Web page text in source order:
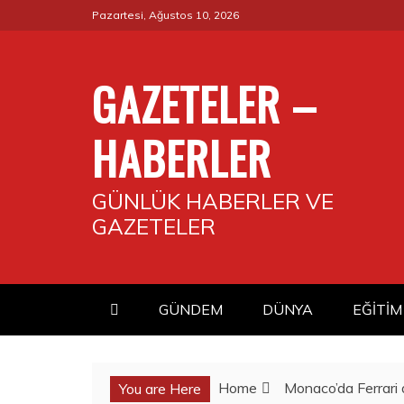
to
Pazartesi, Ağustos 10, 2026
GAZETELER –
HABERLER
GÜNLÜK HABERLER VE
GAZETELER
GÜNDEM DÜNYA EĞİTİM
You are Here Home Monaco’da Ferrari